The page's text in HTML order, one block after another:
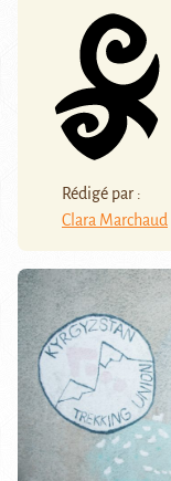
Rédigé par :
Clara Marchaud